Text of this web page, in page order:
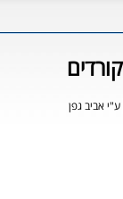
ע"י אביב גפן